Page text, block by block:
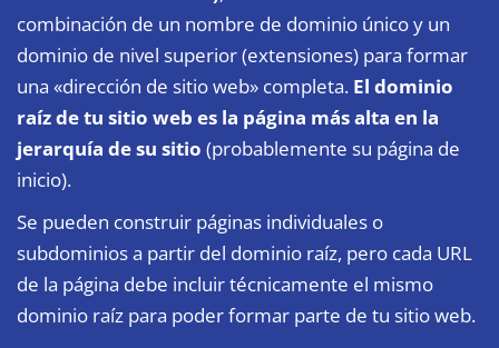
combinación de un nombre de dominio único y un
dominio de nivel superior (extensiones) para formar
una «dirección de sitio web» completa. El dominio
raíz de tu sitio web es la página más alta en la
jerarquía de su sitio (probablemente su página de
inicio).
Se pueden construir páginas individuales o
subdominios a partir del dominio raíz, pero cada URL
de la página debe incluir técnicamente el mismo
dominio raíz para poder formar parte de tu sitio web.